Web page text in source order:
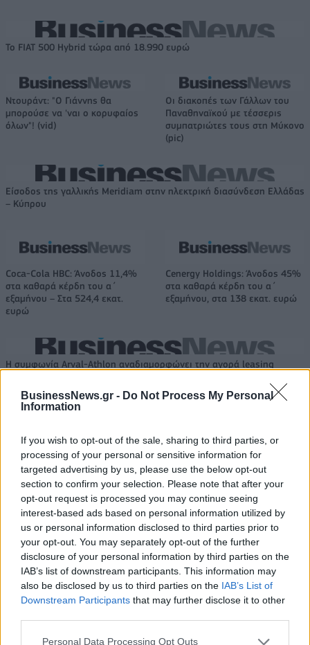
BusinessNews.gr - Do Not Process My Personal
Information
If you wish to opt-out of the sale, sharing to third parties, or
processing of your personal or sensitive information for
targeted advertising by us, please use the below opt-out
section to confirm your selection. Please note that after your
opt-out request is processed you may continue seeing
interest-based ads based on personal information utilized by
us or personal information disclosed to third parties prior to
your opt-out. You may separately opt-out of the further
disclosure of your personal information by third parties on the
IAB’s list of downstream participants. This information may
also be disclosed by us to third parties on the IAB’s List of
Downstream Participants that may further disclose it to other
Personal Data Processing Opt Outs
Το FIAT 500 Hybrid τώρα από 18.990 ευρώ
Ντουράντ: "Ο Γιάννης θα
μπορούσε να 'ναι ο κορυφαίος
όλων"! (vid)
Οι διακοπές των Γάλλων του
Παναθηναϊκού με τέσσερις
συμπατριώτες τους στη Μύκονο
(pic)
Είσοδος της γαλλικής Meridiam στην ηλεκτρική διασύνδεση Ελλάδας
– Κύπρου
Coca-Cola HBC: Άνοδος 11,4%
στα καθαρά κέρδη του α΄
εξαμήνου – Στα 524,4 εκατ.
ευρώ
Cenergy Holdings: Άνοδος 45%
στα καθαρά κέρδη του α΄
εξαμήνου, στα 138 εκατ. ευρώ
Η συμφωνία Arval-Athlon αναδιαμορφώνει την αγορά leasing
άνοιξε τις πύλες του σε όλους
ESG Report 2025: Πώς η ΑΒ Βασιλόπουλος μετατρέπει τη
βιωσιμότητα σε καθημερινή πράξη
Stoiximan: «Πού ήσουν;» στις μεγάλες στιγμές του Ολυμπιακού